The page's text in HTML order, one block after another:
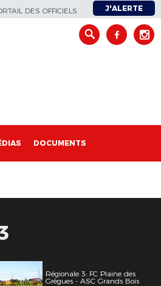
DES OFFICIELS J'ALERTE
DOCUMENTS
Régionale 3: FC Plaine des
Grègues - ASC Grands Bois